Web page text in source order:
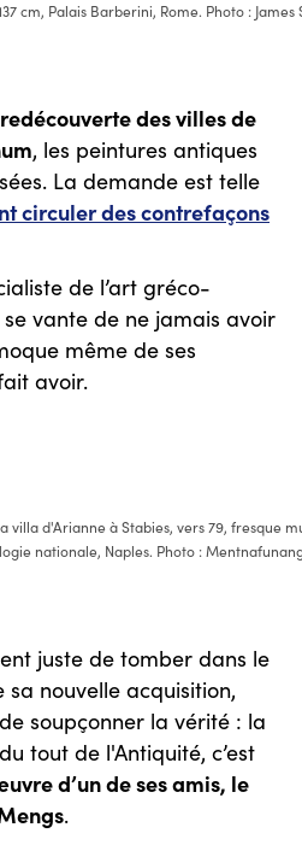
cm, Palais Barberini, Rome. Photo : James
des villes de
, les peintures antiques
La demande est telle
circuler des contrefaçons
de l’art gréco-
vante de ne jamais avoir
même de ses
avoir.
villa d'Arianne à Stabies, vers 79, fresque
nationale, Naples. Photo :
juste de tomber dans le
sa nouvelle acquisition,
soupçonner la vérité : la
tout de l'Antiquité, c’est
d’un de ses amis, le
.